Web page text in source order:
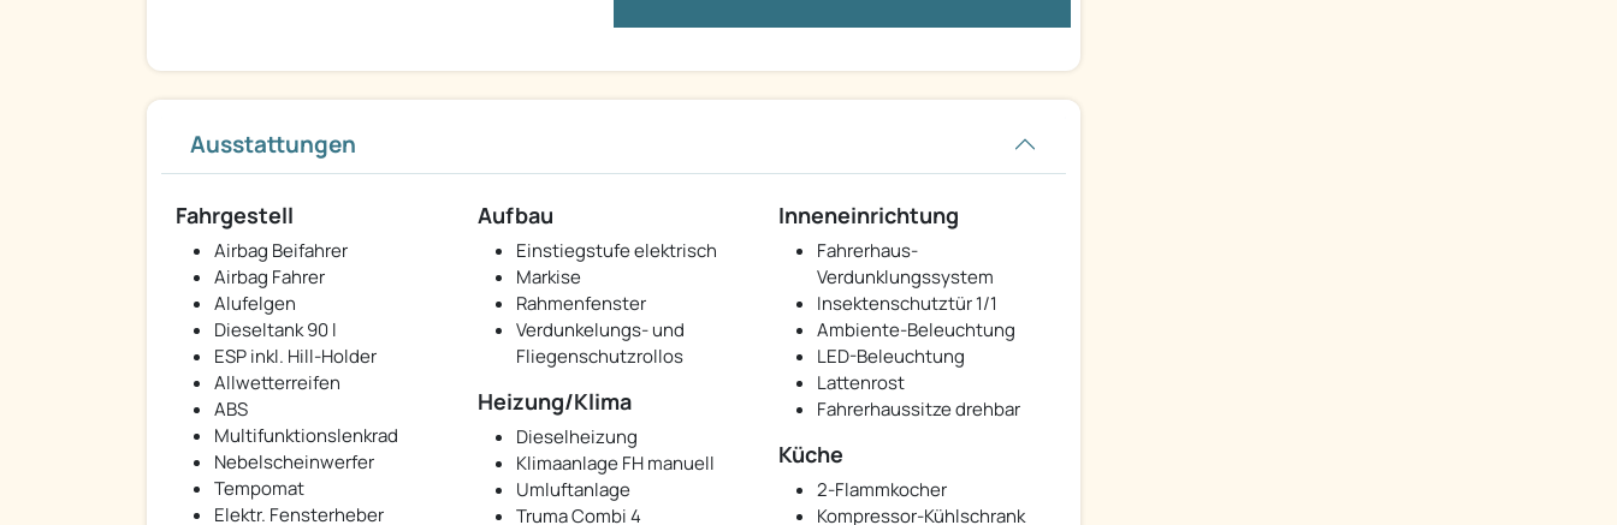
Ausstattungen
Fahrgestell
Airbag Beifahrer
Airbag Fahrer
Alufelgen
Dieseltank 90 l
ESP inkl. Hill-Holder
Allwetterreifen
ABS
Multifunktionslenkrad
Nebelscheinwerfer
Tempomat
Elektr. Fensterheber
Aufbau
Einstiegstufe elektrisch
Markise
Rahmenfenster
Verdunkelungs- und
Fliegenschutzrollos
Inneneinrichtung
Fahrerhaus-
Verdunklungssystem
Insektenschutztür 1/1
Ambiente-Beleuchtung
LED-Beleuchtung
Lattenrost
Fahrerhaussitze drehbar
Heizung/Klima
Dieselheizung
Klimaanlage FH manuell
Umluftanlage
Truma Combi 4
Küche
2-Flammkocher
Kompressor-Kühlschrank